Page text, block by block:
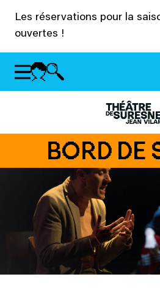
Les réservations pour la
ouvertes !
BORD DE